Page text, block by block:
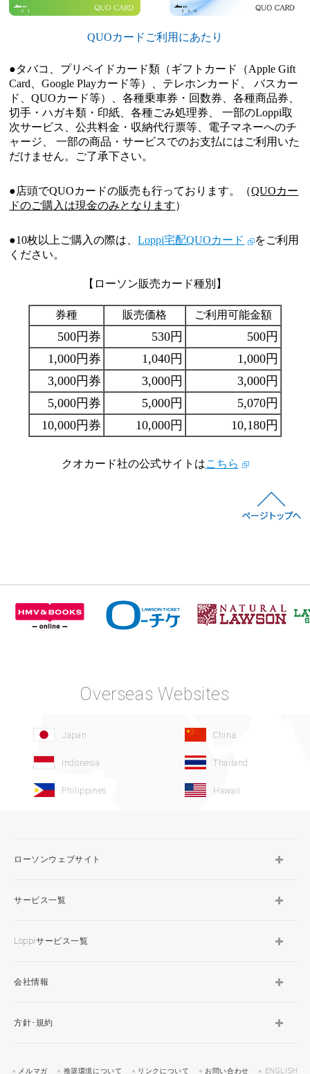
QUOカードご利用にあたり
●タバコ、プリペイドカード類（ギフトカード（Apple Gift
Card、Google Playカード等）、テレホンカード、 バスカー
ド、QUOカード等）、各種乗車券・回数券、各種商品券、
切手・ハガキ類・印紙、各種ごみ処理券、 一部のLoppi取
次サービス、公共料金・収納代行票等、電子マネーへのチ
ャージ、 一部の商品・サービスでのお支払にはご利用いた
だけません。 ご了承下さい。
●店頭でQUOカードの販売も行っております。（QUOカー
ドのご購入は現金のみとなります）
●10枚以上ご購入の際は、Loppi宅配QUOカード
をご利用
ください。
【ローソン販売カード種別】
券種 販売価格 ご利用可能金額
500円券 530円
500円
1,000円券
1,040円
1,000円
3,000円券
3,000円
3,000円
5,000円券
5,000円
5,070円
10,000円券
10,000円 10,180円
クオカード社の公式サイトはこちら
Overseas Websites
Japan China
Indonesia Thailand
Philippines Hawaii
ローソンウェブサイト
サービス一覧
Loppiサービス一覧
会社情報
方針･規約
メルマガ 推奨環境について リンクについて お問い合わせ ENGLISH